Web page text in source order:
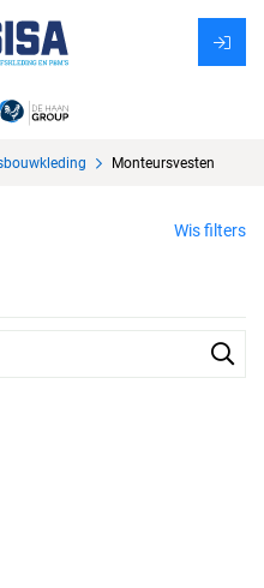
Monteursvesten
Wis filters